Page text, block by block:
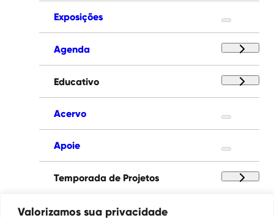
Valorizamos sua privacidade
Exposições
Agenda
Educativo
Acervo
Apoie
Temporada de Projetos
Paço das Artes